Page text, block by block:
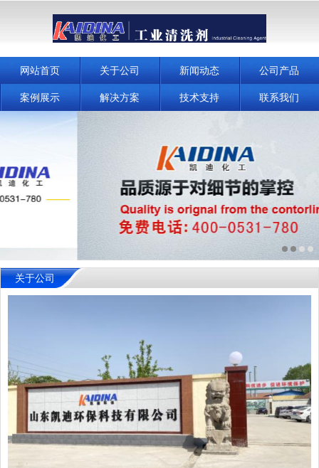
网站首页 关于公司 新闻动态 公司产品
案例展示 解决方案 技术支持 联系我们
关于公司